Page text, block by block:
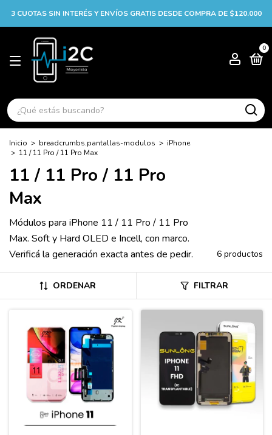
3 CUOTAS SIN INTERÉS Y ENVÍOS GRATIS DESDE COMPRA DE $120.000
0
Inicio > breadcrumbs.pantallas-modulos > iPhone
> 11 / 11 Pro / 11 Pro Max
11 / 11 Pro / 11 Pro
Max
Módulos para iPhone 11 / 11 Pro / 11 Pro
Max. Soft y Hard OLED e Incell, con marco.
Verificá la generación exacta antes de pedir.
6 productos
ORDENAR FILTRAR